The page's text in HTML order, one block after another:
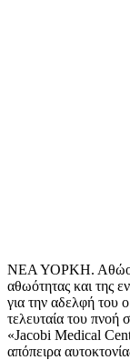
ΝΕΑ ΥΟΡΚΗ. Αθώος
αθωότητας και της
για την αδελφή του
τελευταία του πνοή
«Jacobi Medical
απόπειρα